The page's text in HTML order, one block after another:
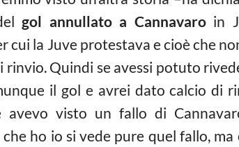
gol annullato a Cannavaroin
cui la Juve protestava e cioè che
rinvio. Quindi se avessi potuto
il gol e avrei dato calcio di
avevo visto un fallo di
ho io si vede pure quel fallo,